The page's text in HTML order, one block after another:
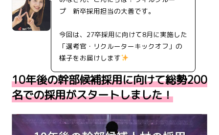
プ 新卒採用担当の大善です。
今回は、27卒採用に向けて8月に実施した
「選考官・リクルーターキックオフ」の
様子をお届けします
10年後の幹部候補採用に向けて総勢200
名での採用がスタートしました！